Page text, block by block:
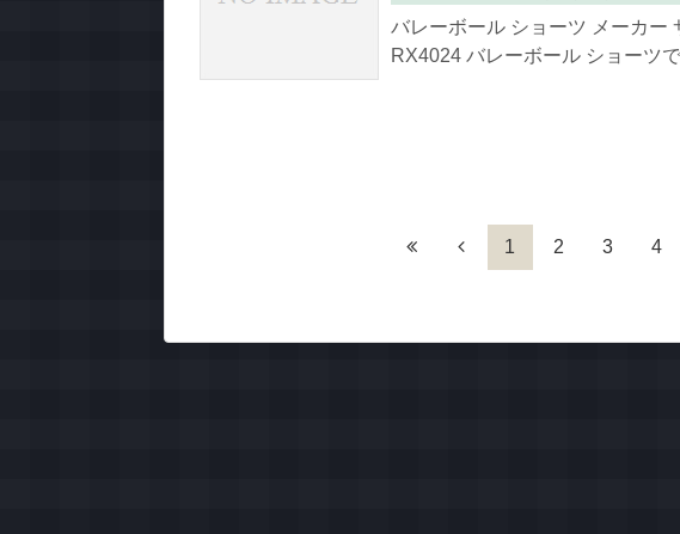
バレーボール ショーツ メーカー
RX4024 バレーボール ショーツ
1 2 3 4